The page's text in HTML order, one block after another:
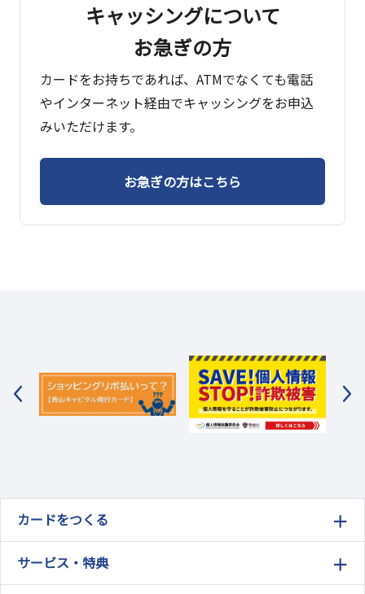
キャッシングについて
お急ぎの方
カードをお持ちであれば、ATMでなくても電話
やインターネット経由でキャッシングをお申込
みいただけます。
お急ぎの方はこちら
カードをつくる
サービス・特典